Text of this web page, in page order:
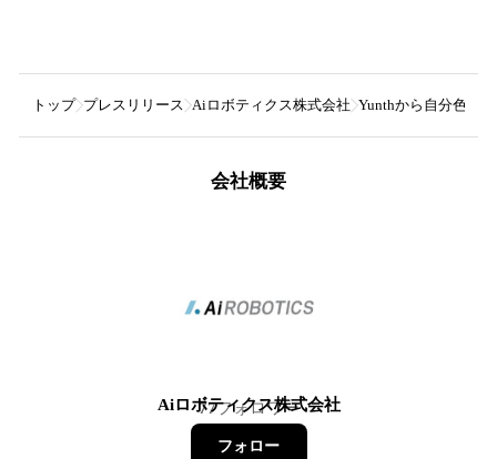
トップ プレスリリース Aiロボティクス株式会社 Yunthから自分色に
会社概要
Aiロボティクス株式会社
77フォロワー
フォロー